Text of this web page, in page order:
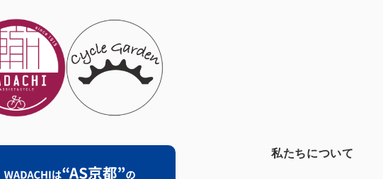
私たちについて